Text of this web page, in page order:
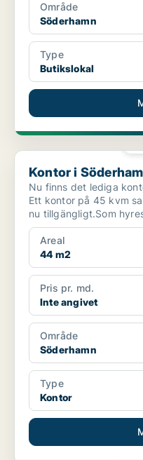
Område
Söderhamn
Type
Butikslokal
Kontor i Söderhamn
Kontor i
Nu finns det lediga
Ett kontor på 45 kvm
nu tillgängligt.Som
Areal
44 m2
Pris pr. md.
Inte angivet
Område
Söderhamn
Type
Kontor